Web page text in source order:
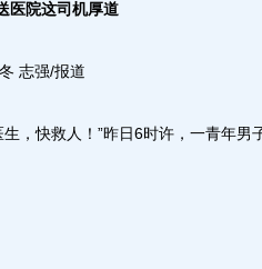
院这司机厚道
志强/报道
快救人！”昨日6时许，一青年男